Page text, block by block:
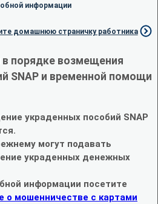
информации
домашнюю страничку работника
порядке возмещения
SNAP и временной помощи
украденных пособий SNAP
могут подавать
украденных денежных
информации посетите
о мошенничестве с картами